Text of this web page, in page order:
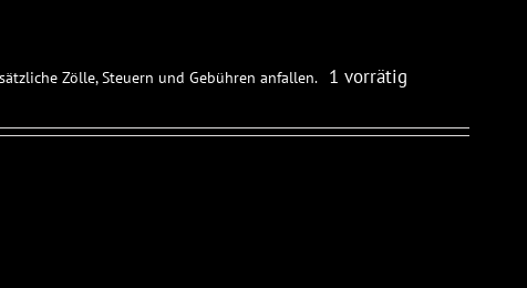
Zölle, Steuern und Gebühren anfallen. 1 vorrätig